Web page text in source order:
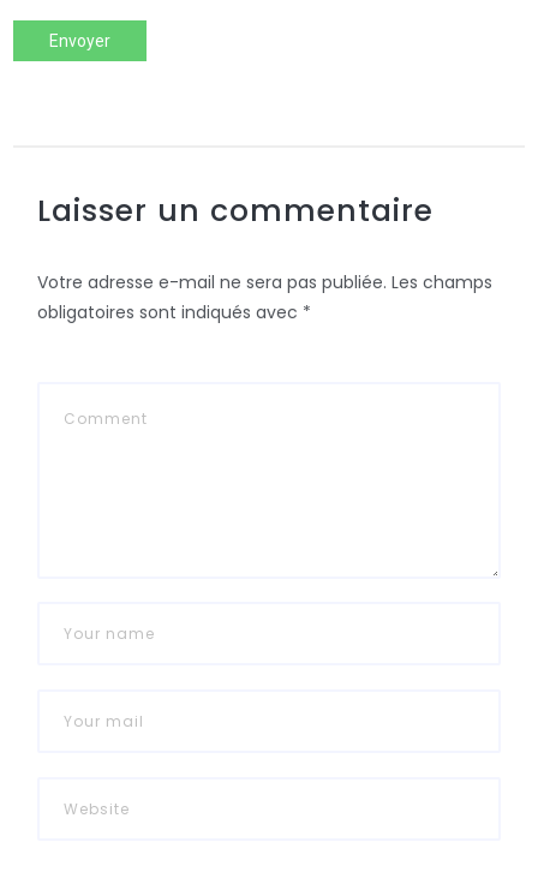
Envoyer
Laisser un commentaire
Votre adresse e-mail ne sera pas publiée. Les champs
obligatoires sont indiqués avec *